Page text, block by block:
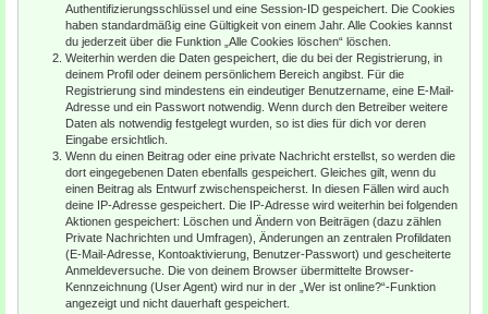
Authentifizierungsschlüssel und eine Session-ID gespeichert. Die Cookies
haben standardmäßig eine Gültigkeit von einem Jahr. Alle Cookies kannst
du jederzeit über die Funktion „Alle Cookies löschen“ löschen.
Weiterhin werden die Daten gespeichert, die du bei der Registrierung, in
deinem Profil oder deinem persönlichem Bereich angibst. Für die
Registrierung sind mindestens ein eindeutiger Benutzername, eine E-Mail-
Adresse und ein Passwort notwendig. Wenn durch den Betreiber weitere
Daten als notwendig festgelegt wurden, so ist dies für dich vor deren
Eingabe ersichtlich.
Wenn du einen Beitrag oder eine private Nachricht erstellst, so werden die
dort eingegebenen Daten ebenfalls gespeichert. Gleiches gilt, wenn du
einen Beitrag als Entwurf zwischenspeicherst. In diesen Fällen wird auch
deine IP-Adresse gespeichert. Die IP-Adresse wird weiterhin bei folgenden
Aktionen gespeichert: Löschen und Ändern von Beiträgen (dazu zählen
Private Nachrichten und Umfragen), Änderungen an zentralen Profildaten
(E-Mail-Adresse, Kontoaktivierung, Benutzer-Passwort) und gescheiterte
Anmeldeversuche. Die von deinem Browser übermittelte Browser-
Kennzeichnung (User Agent) wird nur in der „Wer ist online?“-Funktion
angezeigt und nicht dauerhaft gespeichert.